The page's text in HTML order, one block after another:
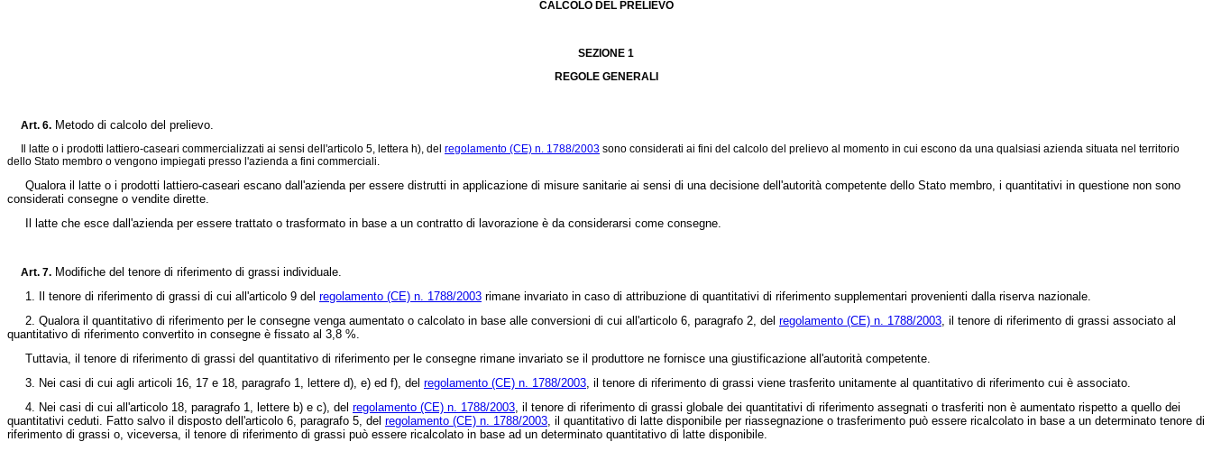
CALCOLO DEL PRELIEVO
SEZIONE 1
REGOLE GENERALI
Art. 6. Metodo di calcolo del prelievo.
Il latte o i prodotti lattiero-caseari commercializzati ai sensi dell'articolo 5, lettera h), del regolamento (CE) n. 1788/2003 sono considerati ai fini del calcolo del prelievo al momento in cui escono da una qualsiasi azienda situata nel territorio
dello Stato membro o vengono impiegati presso l'azienda a fini commerciali.
Qualora il latte o i prodotti lattiero-caseari escano dall'azienda per essere distrutti in applicazione di misure sanitarie ai sensi di una decisione dell'autorità competente dello Stato membro, i quantitativi in questione non sono
considerati consegne o vendite dirette.
Il latte che esce dall'azienda per essere trattato o trasformato in base a un contratto di lavorazione è da considerarsi come consegne.
Art. 7. Modifiche del tenore di riferimento di grassi individuale.
1. Il tenore di riferimento di grassi di cui all'articolo 9 del regolamento (CE) n. 1788/2003 rimane invariato in caso di attribuzione di quantitativi di riferimento supplementari provenienti dalla riserva nazionale.
2. Qualora il quantitativo di riferimento per le consegne venga aumentato o calcolato in base alle conversioni di cui all'articolo 6, paragrafo 2, del regolamento (CE) n. 1788/2003, il tenore di riferimento di grassi associato al
quantitativo di riferimento convertito in consegne è fissato al 3,8 %.
Tuttavia, il tenore di riferimento di grassi del quantitativo di riferimento per le consegne rimane invariato se il produttore ne fornisce una giustificazione all'autorità competente.
3. Nei casi di cui agli articoli 16, 17 e 18, paragrafo 1, lettere d), e) ed f), del regolamento (CE) n. 1788/2003, il tenore di riferimento di grassi viene trasferito unitamente al quantitativo di riferimento cui è associato.
4. Nei casi di cui all'articolo 18, paragrafo 1, lettere b) e c), del regolamento (CE) n. 1788/2003, il tenore di riferimento di grassi globale dei quantitativi di riferimento assegnati o trasferiti non è aumentato rispetto a quello dei
quantitativi ceduti. Fatto salvo il disposto dell'articolo 6, paragrafo 5, del regolamento (CE) n. 1788/2003, il quantitativo di latte disponibile per riassegnazione o trasferimento può essere ricalcolato in base a un determinato tenore di
riferimento di grassi o, viceversa, il tenore di riferimento di grassi può essere ricalcolato in base ad un determinato quantitativo di latte disponibile.